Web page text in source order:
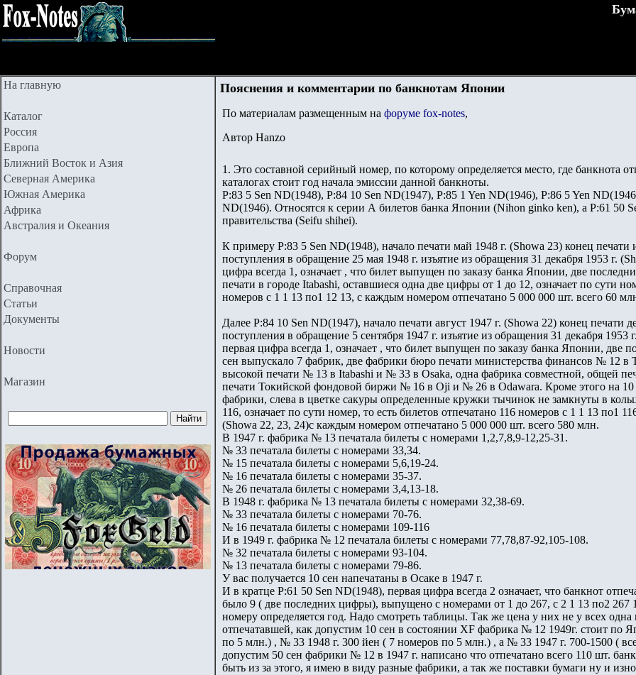
На главную
Каталог
Россия
Европа
Ближний Восток и Азия
Северная Америка
Южная Америка
Африка
Австралия и Океания
Форум
Справочная
Статьи
Документы
Новости
Магазин
Пояснения и комментарии по банкнотам Японии
По материалам размещенным на форуме fox-notes,
Автор Hanzo
1. Это составной серийный номер, по которому определяется место, где банкнота
каталогах стоит год начала эмиссии данной банкноты.
P:83 5 Sen ND(1948), P:84 10 Sen ND(1947), P:85 1 Yen ND(1946), P:86 5 Yen
ND(1946). Относятся к серии А билетов банка Японии (Nihon ginko ken), а P:61 50
правительства (Seifu shihei).
К примеру P:83 5 Sen ND(1948), начало печати май 1948 г. (Showa 23) конец печати
поступления в обращение 25 мая 1948 г. изъятие из обращения 31 декабря 1953 г.
цифра всегда 1, означает , что билет выпущен по заказу банка Японии, две
печати в городе Itabashi, оставшиеся одна две цифры от 1 до 12, означает по сути
номеров с 1 1 13 по1 12 13, с каждым номером отпечатано 5 000 000 шт. всего 60
Далее P:84 10 Sen ND(1947), начало печати август 1947 г. (Showa 22) конец печати
поступления в обращение 5 сентября 1947 г. изъятие из обращения 31 декабря 1953
первая цифра всегда 1, означает , что билет выпущен по заказу банка Японии, две
сен выпускало 7 фабрик, две фабрики бюро печати министерства финансов № 12
высокой печати № 13 в Itabashi и № 33 в Osaka, одна фабрика совместной, общей
печати Токийской фондовой биржи № 16 в Oji и № 26 в Odawara. Кроме этого на 10
фабрики, слева в цветке сакуры определенные кружки тычинок не замкнуты в
116, означает по сути номер, то есть билетов отпечатано 116 номеров с 1 1 13 по1
(Showa 22, 23, 24)с каждым номером отпечатано 5 000 000 шт. всего 580 млн.
В 1947 г. фабрика № 13 печатала билеты с номерами 1,2,7,8,9-12,25-31.
№ 33 печатала билеты с номерами 33,34.
№ 15 печатала билеты с номерами 5,6,19-24.
№ 16 печатала билеты с номерами 35-37.
№ 26 печатала билеты с номерами 3,4,13-18.
В 1948 г. фабрика № 13 печатала билеты с номерами 32,38-69.
№ 33 печатала билеты с номерами 70-76.
№ 16 печатала билеты с номерами 109-116
И в 1949 г. фабрика № 12 печатала билеты с номерами 77,78,87-92,105-108.
№ 32 печатала билеты с номерами 93-104.
№ 13 печатала билеты с номерами 79-86.
У вас получается 10 сен напечатаны в Осаке в 1947 г.
И в кратце P:61 50 Sen ND(1948), первая цифра всегда 2 означает, что банкнот
было 9 ( две последних цифры), выпущено с номерами от 1 до 267, с 2 1 13 по2 267
номеру определяется год. Надо смотреть таблицы. Так же цена у них не у всех
отпечатавшей, как допустим 10 сен в состоянии XF фабрика № 12 1949г. стоит по
по 5 млн.) , № 33 1948 г. 300 йен ( 7 номеров по 5 млн.) , а № 33 1947 г. 700-1500 (
допустим 50 сен фабрики № 12 в 1947 г. написано что отпечатано всего 110 шт.
быть из за этого, я имею в виду разные фабрики, а так же поставки бумаги ну и